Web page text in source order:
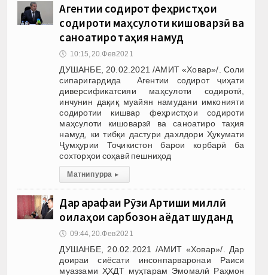
Агентии содирот феҳристҳои
содироти маҳсулоти кишоварзӣ ва
саноатиро таҳия намуд
🕔 10:15, 20.Фев 2021
ДУШАНБЕ, 20.02.2021 /АМИТ «Ховар»/. Соли
сипаригардида Агентии содирот ҷиҳати
диверсификатсияи маҳсулоти содиротӣ,
инчунин дақиқ муайян намудани имконияти
содиротии кишвар феҳристҳои содироти
маҳсулоти кишоварзӣ ва саноатиро таҳия
намуд, ки тибқи дастури дахлдори Ҳукумати
Ҷумҳурии Тоҷикистон барои корбарӣ ба
сохторҳои соҳавӣ пешниҳод
Матни пурра ▸
Дар арафаи Рӯзи Артиши миллӣ
оилаҳои сарбозон аёдат шуданд
🕔 09:44, 20.Фев 2021
ДУШАНБЕ, 20.02.2021 /АМИТ «Ховар»/. Дар
доираи сиёсати инсонпарваронаи Раиси
муаззами ҲХДТ муҳтарам Эмомалӣ Раҳмон